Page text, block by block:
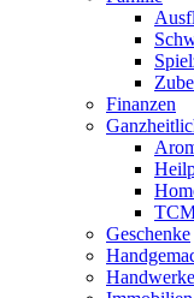
Finanzen
Geschenke